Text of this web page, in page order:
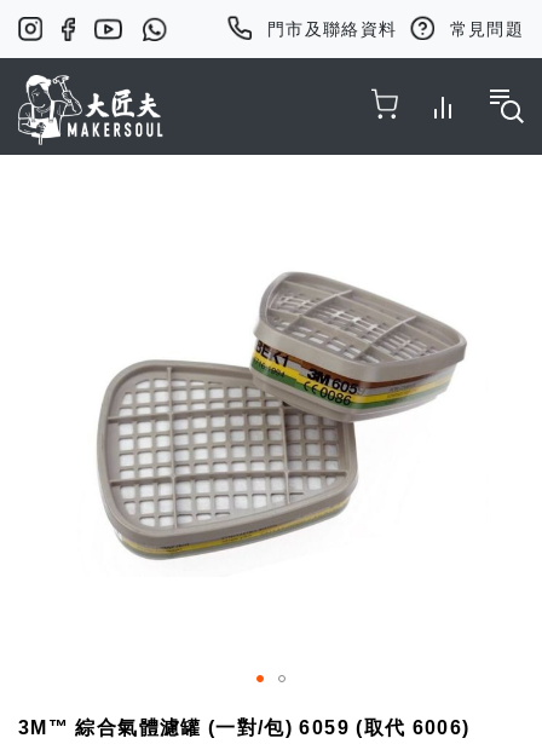
門市及聯絡資料 常見問題
3M™ 綜合氣體濾罐 (一對/包) 6059 (取代 6006)